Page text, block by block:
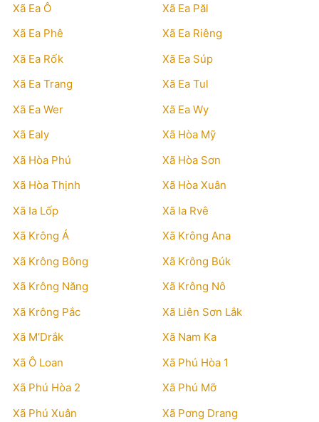
Xã Ea Ô
Xã Ea Păl
Xã Ea Phê
Xã Ea Riêng
Xã Ea Rốk
Xã Ea Súp
Xã Ea Trang
Xã Ea Tul
Xã Ea Wer
Xã Ea Wy
Xã Ealy
Xã Hòa Mỹ
Xã Hòa Phú
Xã Hòa Sơn
Xã Hòa Thịnh
Xã Hòa Xuân
Xã Ia Lốp
Xã Ia Rvê
Xã Krông Á
Xã Krông Ana
Xã Krông Bông
Xã Krông Búk
Xã Krông Năng
Xã Krông Nô
Xã Krông Pắc
Xã Liên Sơn Lắk
Xã M’Drắk
Xã Nam Ka
Xã Ô Loan
Xã Phú Hòa 1
Xã Phú Hòa 2
Xã Phú Mỡ
Xã Phú Xuân
Xã Pơng Drang